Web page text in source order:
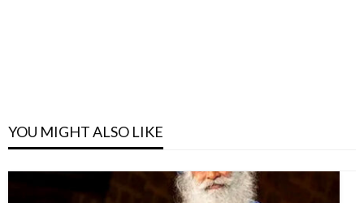
YOU MIGHT ALSO LIKE